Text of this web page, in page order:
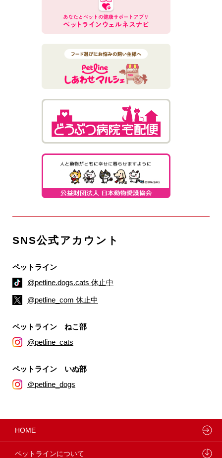
SNS公式アカウント
ペットライン
@petline.dogs.cats 休止中
@petline_com 休止中
ペットライン ねこ部
@petline_cats
ペットライン いぬ部
＠petline_dogs
HOME
ペットラインについて